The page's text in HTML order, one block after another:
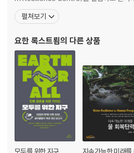
ervation International) 수석 연구원으로
다. 지구 과학에 대한 연구를 [네이처], [사
mmissio
펼쳐보기
요한 록스트룀의 다른 상품